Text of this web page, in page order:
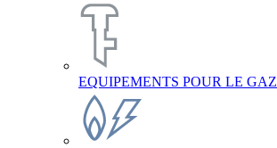
EQUIPEMENTS POUR LE GAZ